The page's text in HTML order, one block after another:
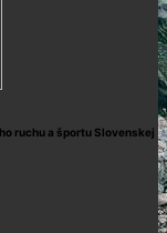
ruchu a športu Slovenskej